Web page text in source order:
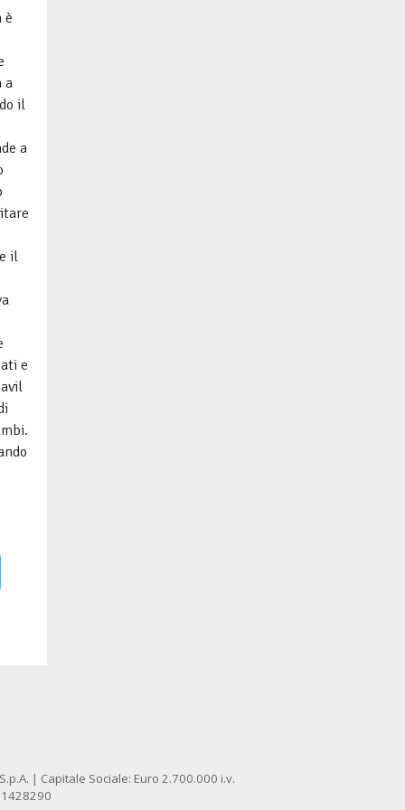
è
a
il
a
il
e
| Capitale Sociale: Euro 2.700.000 i.v.